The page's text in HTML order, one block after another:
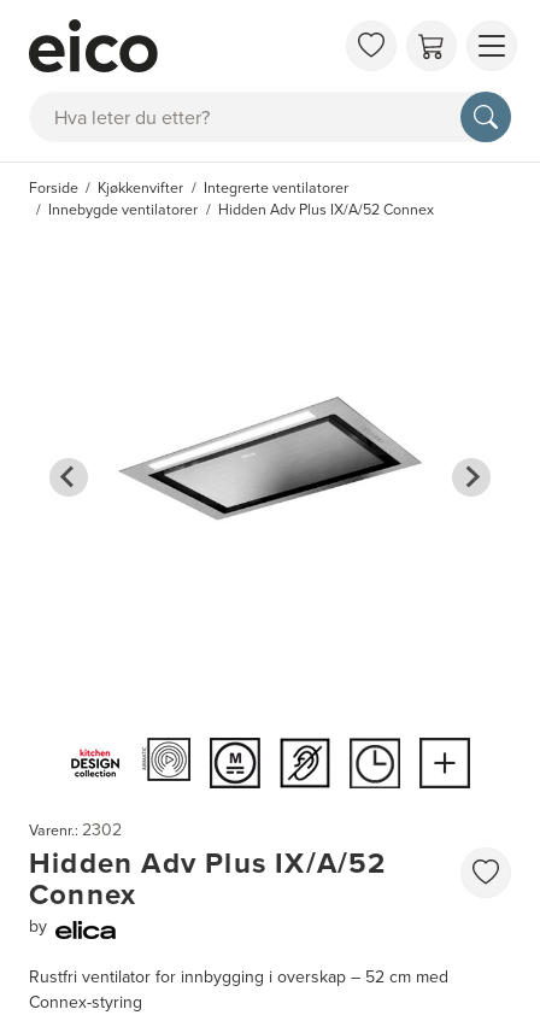
Søk
OM
FAQ
Forside Kjøkkenvifter
Integrerte ventilatorer
Innebygde ventilatorer
Hidden Adv Plus IX/A/52 Connex
Varenr.: 2302
Hidden Adv Plus IX/A/52
Connex
by
Rustfri ventilator for innbygging i overskap – 52 cm med
Connex-styring